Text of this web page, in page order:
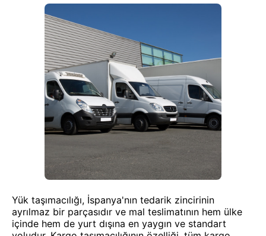
Yük taşımacılığı, İspanya'nın tedarik zincirinin
ayrılmaz bir parçasıdır ve mal teslimatının hem ülke
içinde hem de yurt dışına en yaygın ve standart